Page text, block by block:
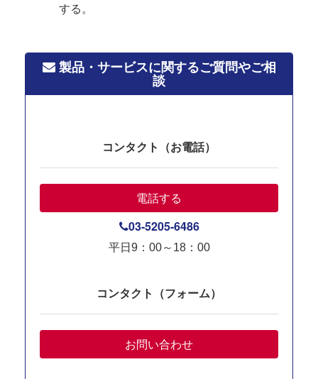
する。
製品・サービスに関するご質問やご相
談
コンタクト（お電話）
電話する
03-5205-6486
平日9：00～18：00
コンタクト（フォーム）
お問い合わせ